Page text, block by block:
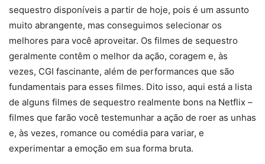
sequestro disponíveis a partir de hoje, pois é um assunto
muito abrangente, mas conseguimos selecionar os
melhores para você aproveitar. Os filmes de sequestro
geralmente contêm o melhor da ação, coragem e, às
vezes, CGI fascinante, além de performances que são
fundamentais para esses filmes. Dito isso, aqui está a lista
de alguns filmes de sequestro realmente bons na Netflix –
filmes que farão você testemunhar a ação de roer as unhas
e, às vezes, romance ou comédia para variar, e
experimentar a emoção em sua forma bruta.